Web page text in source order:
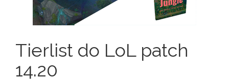
Tierlist do LoL patch
14.20